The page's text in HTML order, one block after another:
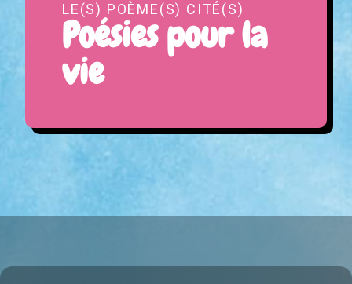
LE(S) POÈME(S) CITÉ(S)
Poésies pour la
vie